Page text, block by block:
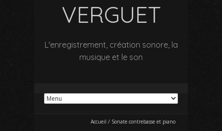
VERGUET
L'enregistrement, création sonore, la
musique et le son
Accueil / Sonate contrebasse et piano